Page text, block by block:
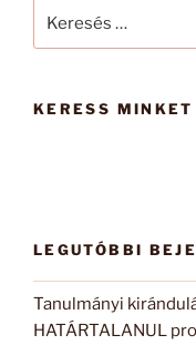
KERESS
LEGUTÓBBI
Tanulmányi
HATÁRTALANUL